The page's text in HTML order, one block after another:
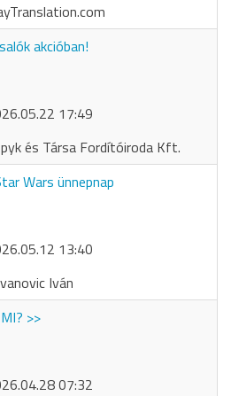
akcióban!
17:49
és Társa Fordítóiroda Kft.
Wars ünnepnap
13:40
Iván
>>
07:32